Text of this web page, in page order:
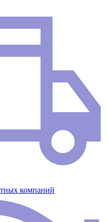
компаний